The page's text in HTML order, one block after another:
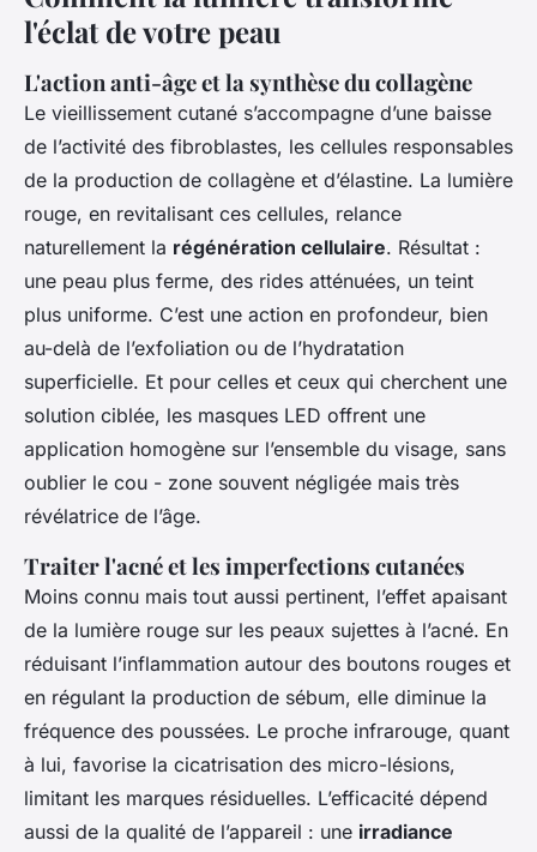
l'éclat de votre peau
L'action anti-âge et la synthèse du collagène
Le vieillissement cutané s’accompagne d’une baisse
de l’activité des fibroblastes, les cellules responsables
de la production de collagène et d’élastine. La lumière
rouge, en revitalisant ces cellules, relance
naturellement la régénération cellulaire. Résultat :
une peau plus ferme, des rides atténuées, un teint
plus uniforme. C’est une action en profondeur, bien
au-delà de l’exfoliation ou de l’hydratation
superficielle. Et pour celles et ceux qui cherchent une
solution ciblée, les masques LED offrent une
application homogène sur l’ensemble du visage, sans
oublier le cou - zone souvent négligée mais très
révélatrice de l’âge.
Traiter l'acné et les imperfections cutanées
Moins connu mais tout aussi pertinent, l’effet apaisant
de la lumière rouge sur les peaux sujettes à l’acné. En
réduisant l’inflammation autour des boutons rouges et
en régulant la production de sébum, elle diminue la
fréquence des poussées. Le proche infrarouge, quant
à lui, favorise la cicatrisation des micro-lésions,
limitant les marques résiduelles. L’efficacité dépend
aussi de la qualité de l’appareil : une irradiance